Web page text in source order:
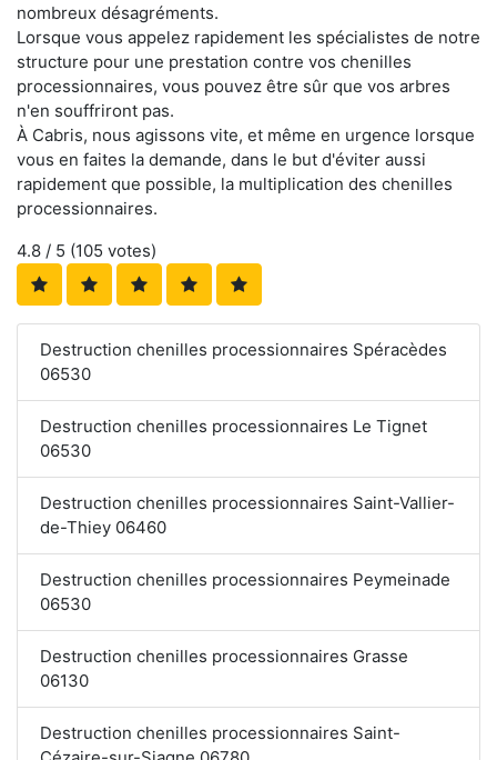
nombreux désagréments.
Lorsque vous appelez rapidement les spécialistes de notre
structure pour une prestation contre vos chenilles
processionnaires, vous pouvez être sûr que vos arbres
n'en souffriront pas.
À Cabris, nous agissons vite, et même en urgence lorsque
vous en faites la demande, dans le but d'éviter aussi
rapidement que possible, la multiplication des chenilles
processionnaires.
4.8 / 5 (105 votes)
Destruction chenilles processionnaires Spéracèdes
06530
Destruction chenilles processionnaires Le Tignet
06530
Destruction chenilles processionnaires Saint-Vallier-
de-Thiey 06460
Destruction chenilles processionnaires Peymeinade
06530
Destruction chenilles processionnaires Grasse
06130
Destruction chenilles processionnaires Saint-